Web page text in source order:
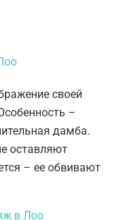
своей
–
дамба.
оставляют
– ее обвивают